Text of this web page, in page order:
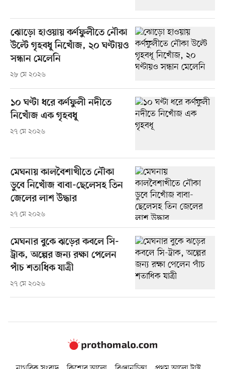
ঝোড়ো হাওয়ায় কর্ণফুলীতে নৌকা
উল্টে গৃহবধূ নিখোঁজ, ২০ ঘণ্টায়ও
সন্ধান মেলেনি
২৮ মে ২০২৬
১০ ঘণ্টা ধরে কর্ণফুলী নদীতে
নিখোঁজ এক গৃহবধূ
২৭ মে ২০২৬
মেঘনায় কালবৈশাখীতে নৌকা
ডুবে নিখোঁজ বাবা-ছেলেসহ তিন
জেলের লাশ উদ্ধার
২৭ মে ২০২৬
মেঘনার বুকে ঝড়ের কবলে সি-
ট্রাক, অল্পের জন্য রক্ষা পেলেন
পাঁচ শতাধিক যাত্রী
২৭ মে ২০২৬